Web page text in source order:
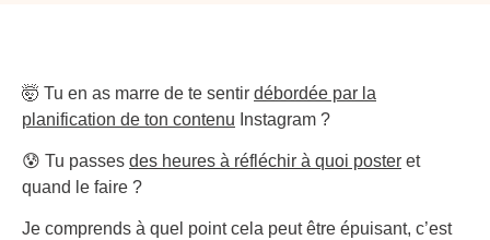
🤯 Tu en as marre de te sentir débordée par la
planification de ton contenu Instagram ?
😰 Tu passes des heures à réfléchir à quoi poster et
quand le faire ?
Je comprends à quel point cela peut être épuisant, c’est